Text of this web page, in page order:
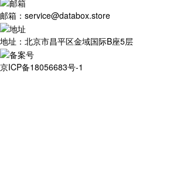
邮箱：service@databox.store
地址：北京市昌平区金域国际B座5层
京ICP备18056683号-1